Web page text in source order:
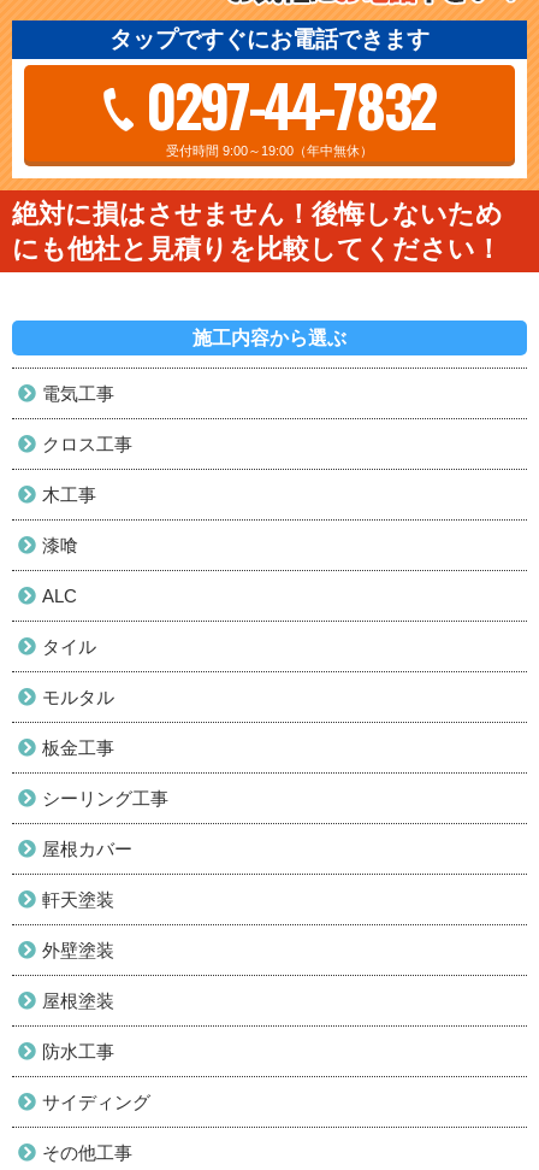
タップですぐにお電話できます
0297-44-7832
受付時間 9:00～19:00（年中無休）
絶対に損はさせません！後悔しないため
にも他社と見積りを比較してください！
施工内容から選ぶ
電気工事
クロス工事
木工事
漆喰
ALC
タイル
モルタル
板金工事
シーリング工事
屋根カバー
軒天塗装
外壁塗装
屋根塗装
防水工事
サイディング
その他工事